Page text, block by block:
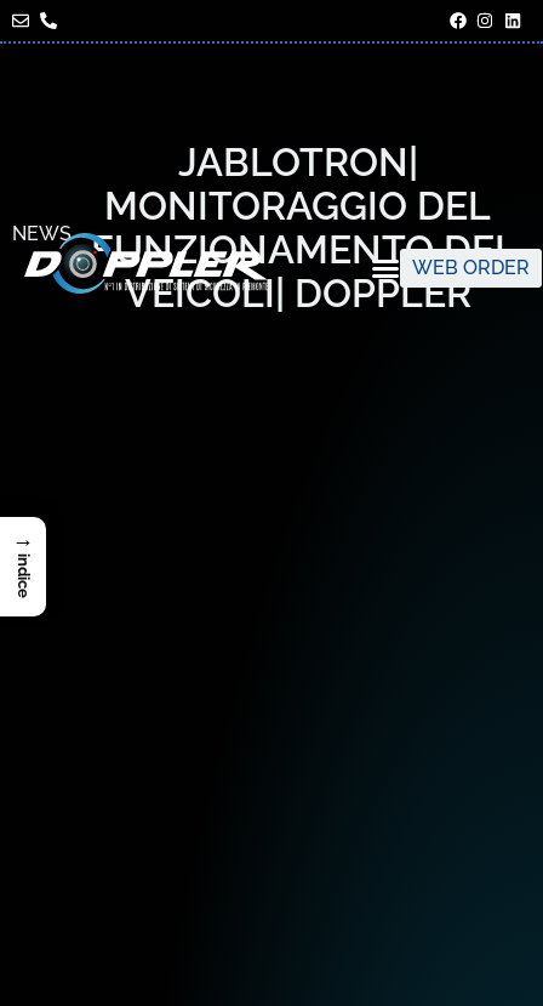
WEB ORDER
NEWS
JABLOTRON|
MONITORAGGIO DEL
FUNZIONAMENTO DEI
VEICOLI| DOPPLER
→
indice